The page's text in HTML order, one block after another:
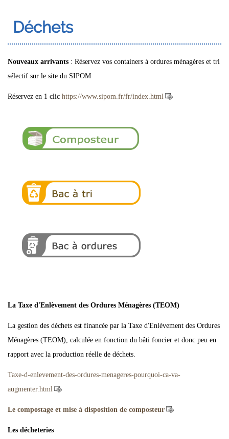
Déchets
Nouveaux arrivants : Réservez vos containers à ordures ménagères et tri
sélectif sur le site du SIPOM
Réservez en 1 clic https://www.sipom.fr/fr/index.html
La Taxe d'Enlèvement des Ordures Ménagères (TEOM)
La gestion des déchets est financée par la Taxe d'Enlèvement des Ordures
Ménagères (TEOM), calculée en fonction du bâti foncier et donc peu en
rapport avec la production réelle de déchets.
Taxe-d-enlevement-des-ordures-menageres-pourquoi-ca-va-
augmenter.html
Le compostage et mise à disposition de composteur
Les décheteries